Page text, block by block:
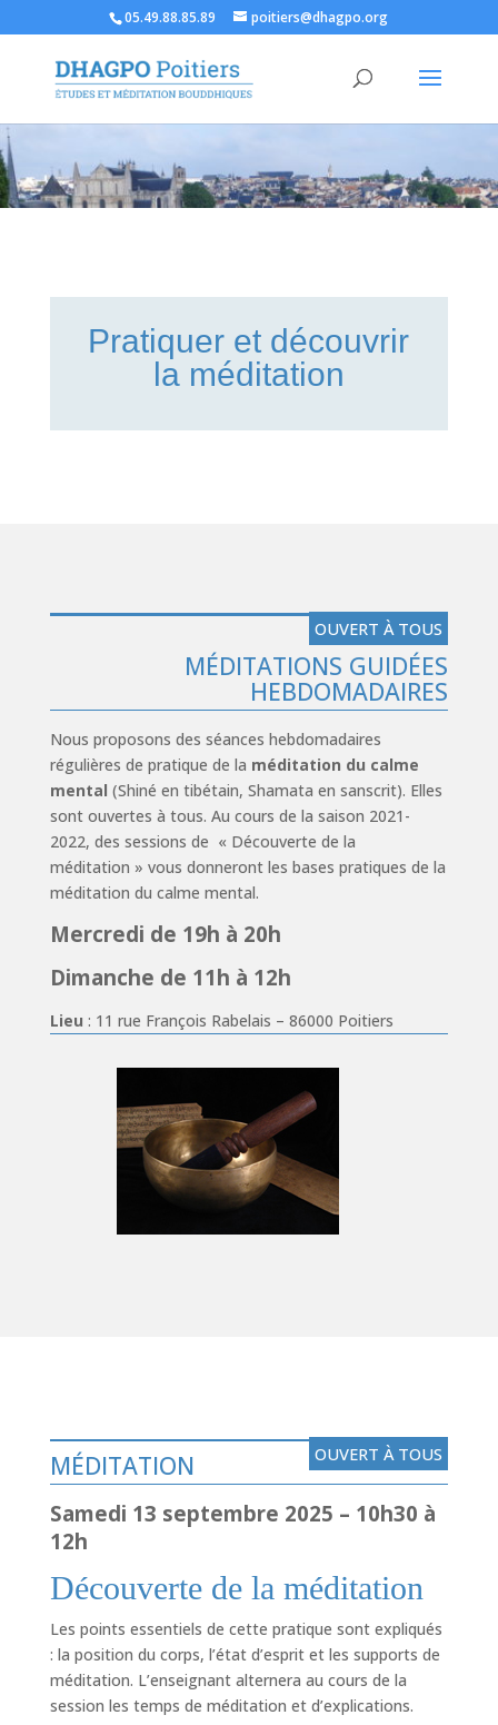
05.49.88.85.89 poitiers@dhagpo.org
Pratiquer et découvrir
la méditation
OUVERT À TOUS
MÉDITATIONS GUIDÉES
HEBDOMADAIRES
Nous proposons des séances hebdomadaires
régulières de pratique de la méditation du calme
mental (Shiné en tibétain, Shamata en sanscrit). Elles
sont ouvertes à tous. Au cours de la saison 2021-
2022, des sessions de « Découverte de la
méditation » vous donneront les bases pratiques de la
méditation du calme mental.
Mercredi de 19h à 20h
Dimanche de 11h à 12h
Lieu : 11 rue François Rabelais – 86000 Poitiers
OUVERT À TOUS
MÉDITATION
Samedi 13 septembre 2025 – 10h30 à
12h
Découverte de la méditation
Les points essentiels de cette pratique sont expliqués
: la position du corps, l’état d’esprit et les supports de
méditation. L’enseignant alternera au cours de la
session les temps de méditation et d’explications.